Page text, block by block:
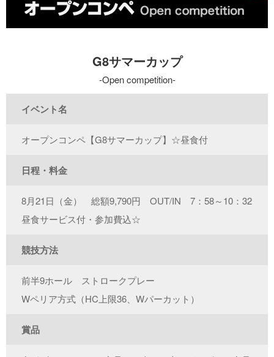
G8サマーカップ
Open competition
イベント名
オープンコンペ【G8サマーカップ】☆昼食付
日程・料金
8月21日（金） 総額9,790円 OUT/IN 7：58～10：32
昼食サービス付・参加費込☆
競技方法
前半9ホール ストロークプレー
Wペリア方式（HC上限36、Wパーカット）
賞品